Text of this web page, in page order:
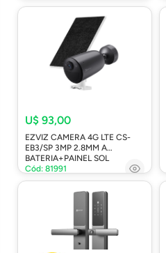
U$ 93,00
EZVIZ CAMERA 4G LTE CS-
EB3/SP 3MP 2.8MM A
BATERIA+PAINEL SOL
Cód: 81991